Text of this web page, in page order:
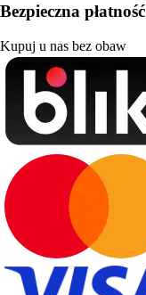
Bezpieczna płatność
Kupuj u nas bez obaw